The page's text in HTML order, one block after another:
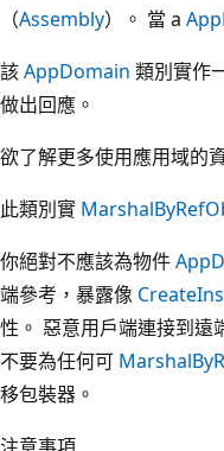
（Assembly）。 當 a
該AppDomain 類別實作
做出回應。
欲了解更多使用應用域的
此類別實
你絕對不應該為物件
端參考，暴露像
性。 惡意用戶端連接到遠
不要為任何可
移包裝器。
注意事項